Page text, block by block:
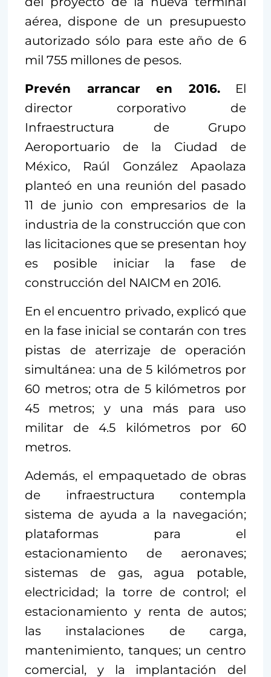
aérea, dispone de un presupuesto
autorizado sólo para este año de 6
mil 755 millones de pesos.
Prevén arrancar en 2016.El
director corporativo de
Infraestructura de Grupo
Aeroportuario de la Ciudad de
México, Raúl González Apaolaza
planteó en una reunión del pasado
11 de junio con empresarios de la
industria de la construcción que con
las licitaciones que se presentan hoy
es posible iniciar la fase de
construcción del NAICM en 2016.
En el encuentro privado, explicó que
en la fase inicial se contarán con tres
pistas de aterrizaje de operación
simultánea: una de 5 kilómetros por
60 metros; otra de 5 kilómetros por
45 metros; y una más para uso
militar de 4.5 kilómetros por 60
metros.
Además, el empaquetado de obras
de infraestructura contempla
sistema de ayuda a la navegación;
plataformas para el
estacionamiento de aeronaves;
sistemas de gas, agua potable,
electricidad; la torre de control; el
estacionamiento y renta de autos;
las instalaciones de carga,
mantenimiento, tanques; un centro
comercial, y la implantación del